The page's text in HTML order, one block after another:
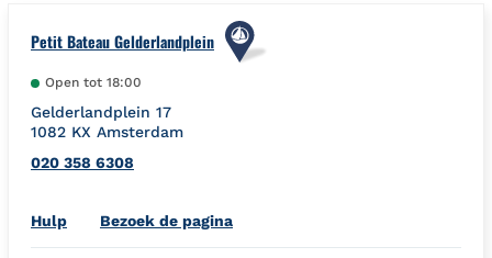
Petit Bateau Gelderlandplein
Open tot 18:00
Gelderlandplein 17
1082 KX Amsterdam
020 358 6308
HulpLink Opens in New Tab
Bezoek de pagina